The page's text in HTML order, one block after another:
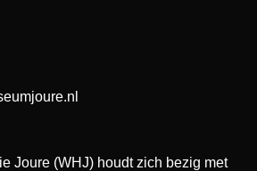
Joure (WHJ) houdt zich bezig met